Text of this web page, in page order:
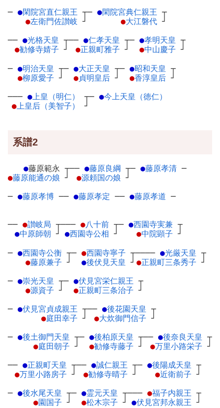
─ ●閑院宮直仁親王 ┬
●左衛門佐讃岐 ┘
─ ●閑院宮典仁親王 ┬
●大江磐代 ┘
── ●光格天皇 ┬
●勧修寺婧子 ┘
── ●仁孝天皇 ┬
●正親町雅子 ┘
─ ●孝明天皇 ┬
●中山慶子 ┘
─ ●明治天皇 ┬
●柳原愛子 ┘
─ ●大正天皇 ┬
●貞明皇后 ┘
─ ●昭和天皇 ┬
●香淳皇后 ┘
─── ● 上皇（明仁）
┬
● 上皇后（美智子） ┘
─ ●今上天皇（徳仁）
系譜2
●藤原範永 ┬
●藤原能通の娘 ┘
── ●藤原良綱 ┬
●源頼国の娘 ┘
─ ●藤原孝清 ─
─ ●藤原孝博 ── ●藤原孝定 ── ●藤原孝道 ─
── ●讃岐局 ┬
●中原師朝 ┘
─── ●八十前 ┬
●西園寺公相 ┘
─ ●西園寺実兼 ┬
●中院顕子 ┘
─ ●西園寺公衡 ┬
●藤原兼子 ┘
─ ●西園寺寧子 ┬
●後伏見天皇 ┘
──── ●光厳天皇 ┬
●正親町三条秀子 ┘
─ ●崇光天皇 ┬
●源資子 ┘
─ ●伏見宮栄仁親王 ┬
●正親町三条治子 ┘
─ ●伏見宮貞成親王 ┬
●庭田幸子 ┘
── ●後花園天皇 ┬
●大炊御門信子 ┘
─ ●後土御門天皇 ┬
●庭田朝子 ┘
─ ●後柏原天皇 ┬
●勧修寺藤子 ┘
── ●後奈良天皇 ┬
●万里小路栄子 ┘
── ●正親町天皇 ┬
●万里小路房子 ┘
── ●誠仁親王 ┬
●勧修寺晴子 ┘
─ ●後陽成天皇 ┬
●近衛前子 ┘
─ ●後水尾天皇 ┬
●園国子 ┘
─ ●霊元天皇 ┬
●松木宗子 ┘
─── ●福子内親王 ┬
●伏見宮邦永親王 ┘